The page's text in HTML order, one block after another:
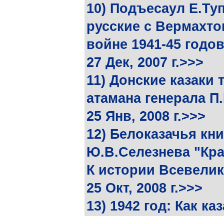
10) Подъесаул
русские с
войне 1941-45 годов
27 Дек, 2007 г.>>>
11) Донские
атамана генерала
25 Янв, 2008 г.>>>
12) Белоказачья
Ю.В.Селезнева
К истории
25 Окт, 2008 г.>>>
13) 1942 год: Как